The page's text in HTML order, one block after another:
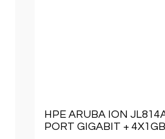
HPE ARUBA ION
PORT GIGABIT +